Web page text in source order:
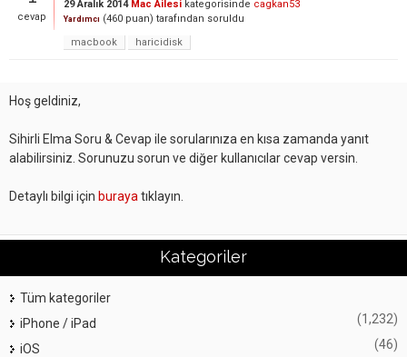
cevap
29 Aralık 2014 Mac Ailesi kategorisinde cagkan53
Yardımcı (460 puan) tarafından soruldu
macbook
haricidisk
Hoş geldiniz,
Sihirli Elma Soru & Cevap ile sorularınıza en kısa zamanda yanıt
alabilirsiniz. Sorunuzu sorun ve diğer kullanıcılar cevap versin.
Detaylı bilgi için buraya tıklayın.
Kategoriler
Tüm kategoriler
iPhone / iPad
(1,232)
iOS (46)